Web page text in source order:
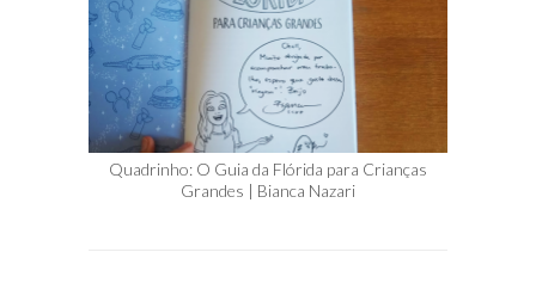
Quadrinho: O Guia da Flórida para Crianças
Grandes | Bianca Nazari